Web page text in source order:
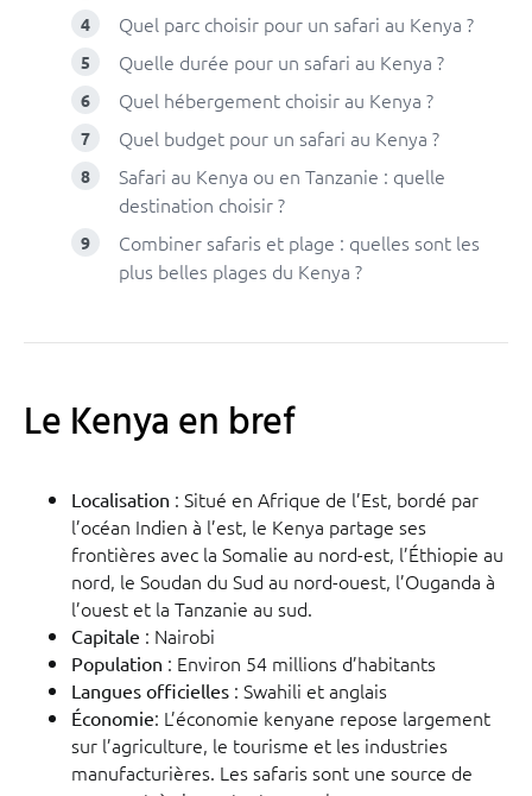
Quel parc choisir pour un safari au Kenya ?
Quelle durée pour un safari au Kenya ?
Quel hébergement choisir au Kenya ?
Quel budget pour un safari au Kenya ?
Safari au Kenya ou en Tanzanie : quelle
destination choisir ?
Combiner safaris et plage : quelles sont les
plus belles plages du Kenya ?
Le Kenya en bref
Localisation : Situé en Afrique de l’Est, bordé par
l’océan Indien à l’est, le Kenya partage ses
frontières avec la Somalie au nord-est, l’Éthiopie au
nord, le Soudan du Sud au nord-ouest, l’Ouganda à
l’ouest et la Tanzanie au sud.
Capitale : Nairobi
Population : Environ 54 millions d’habitants
Langues officielles : Swahili et anglais
Économie: L’économie kenyane repose largement
sur l’agriculture, le tourisme et les industries
manufacturières. Les safaris sont une source de